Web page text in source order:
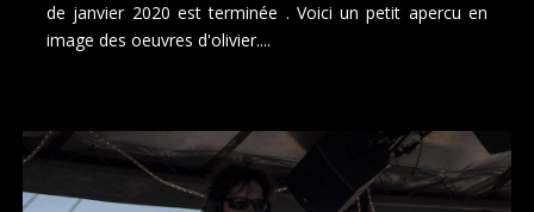
de janvier 2020 est terminée . Voici un petit apercu en
image des oeuvres d'olivier....